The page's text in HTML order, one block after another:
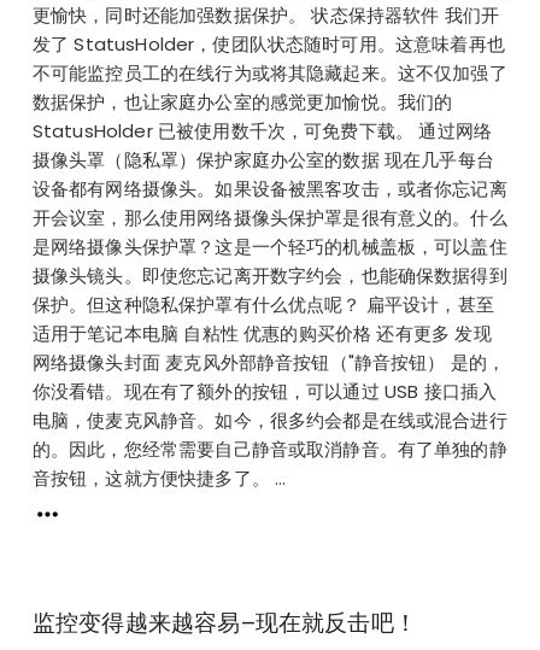
更愉快，同时还能加强数据保护。 状态保持器软件 我们开
发了 StatusHolder，使团队状态随时可用。这意味着再也
不可能监控员工的在线行为或将其隐藏起来。这不仅加强了
数据保护，也让家庭办公室的感觉更加愉悦。我们的
StatusHolder 已被使用数千次，可免费下载。 通过网络
摄像头罩（隐私罩）保护家庭办公室的数据 现在几乎每台
设备都有网络摄像头。如果设备被黑客攻击，或者你忘记离
开会议室，那么使用网络摄像头保护罩是很有意义的。什么
是网络摄像头保护罩？这是一个轻巧的机械盖板，可以盖住
摄像头镜头。即使您忘记离开数字约会，也能确保数据得到
保护。但这种隐私保护罩有什么优点呢？ 扁平设计，甚至
适用于笔记本电脑 自粘性 优惠的购买价格 还有更多 发现
网络摄像头封面 麦克风外部静音按钮（"静音按钮） 是的，
你没看错。现在有了额外的按钮，可以通过 USB 接口插入
电脑，使麦克风静音。如今，很多约会都是在线或混合进行
的。因此，您经常需要自己静音或取消静音。有了单独的静
音按钮，这就方便快捷多了。 ...
监控变得越来越容易–现在就反击吧！